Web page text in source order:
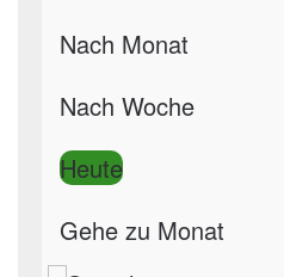
Nach Monat
Nach Woche
Heute
Gehe zu Monat